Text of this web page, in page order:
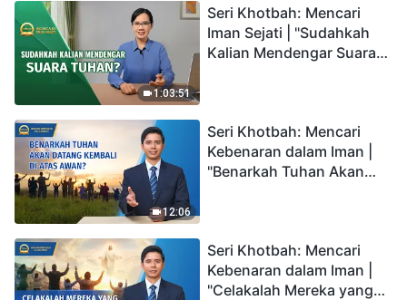
1:03:51
Seri Khotbah: Mencari
Iman Sejati | "Sudahkah
Kalian Mendengar Suara
12:06
Seri Khotbah: Mencari
Kebenaran dalam Iman |
"Benarkah Tuhan Akan
Seri Khotbah: Mencari
Kebenaran dalam Iman |
"Celakalah Mereka yang